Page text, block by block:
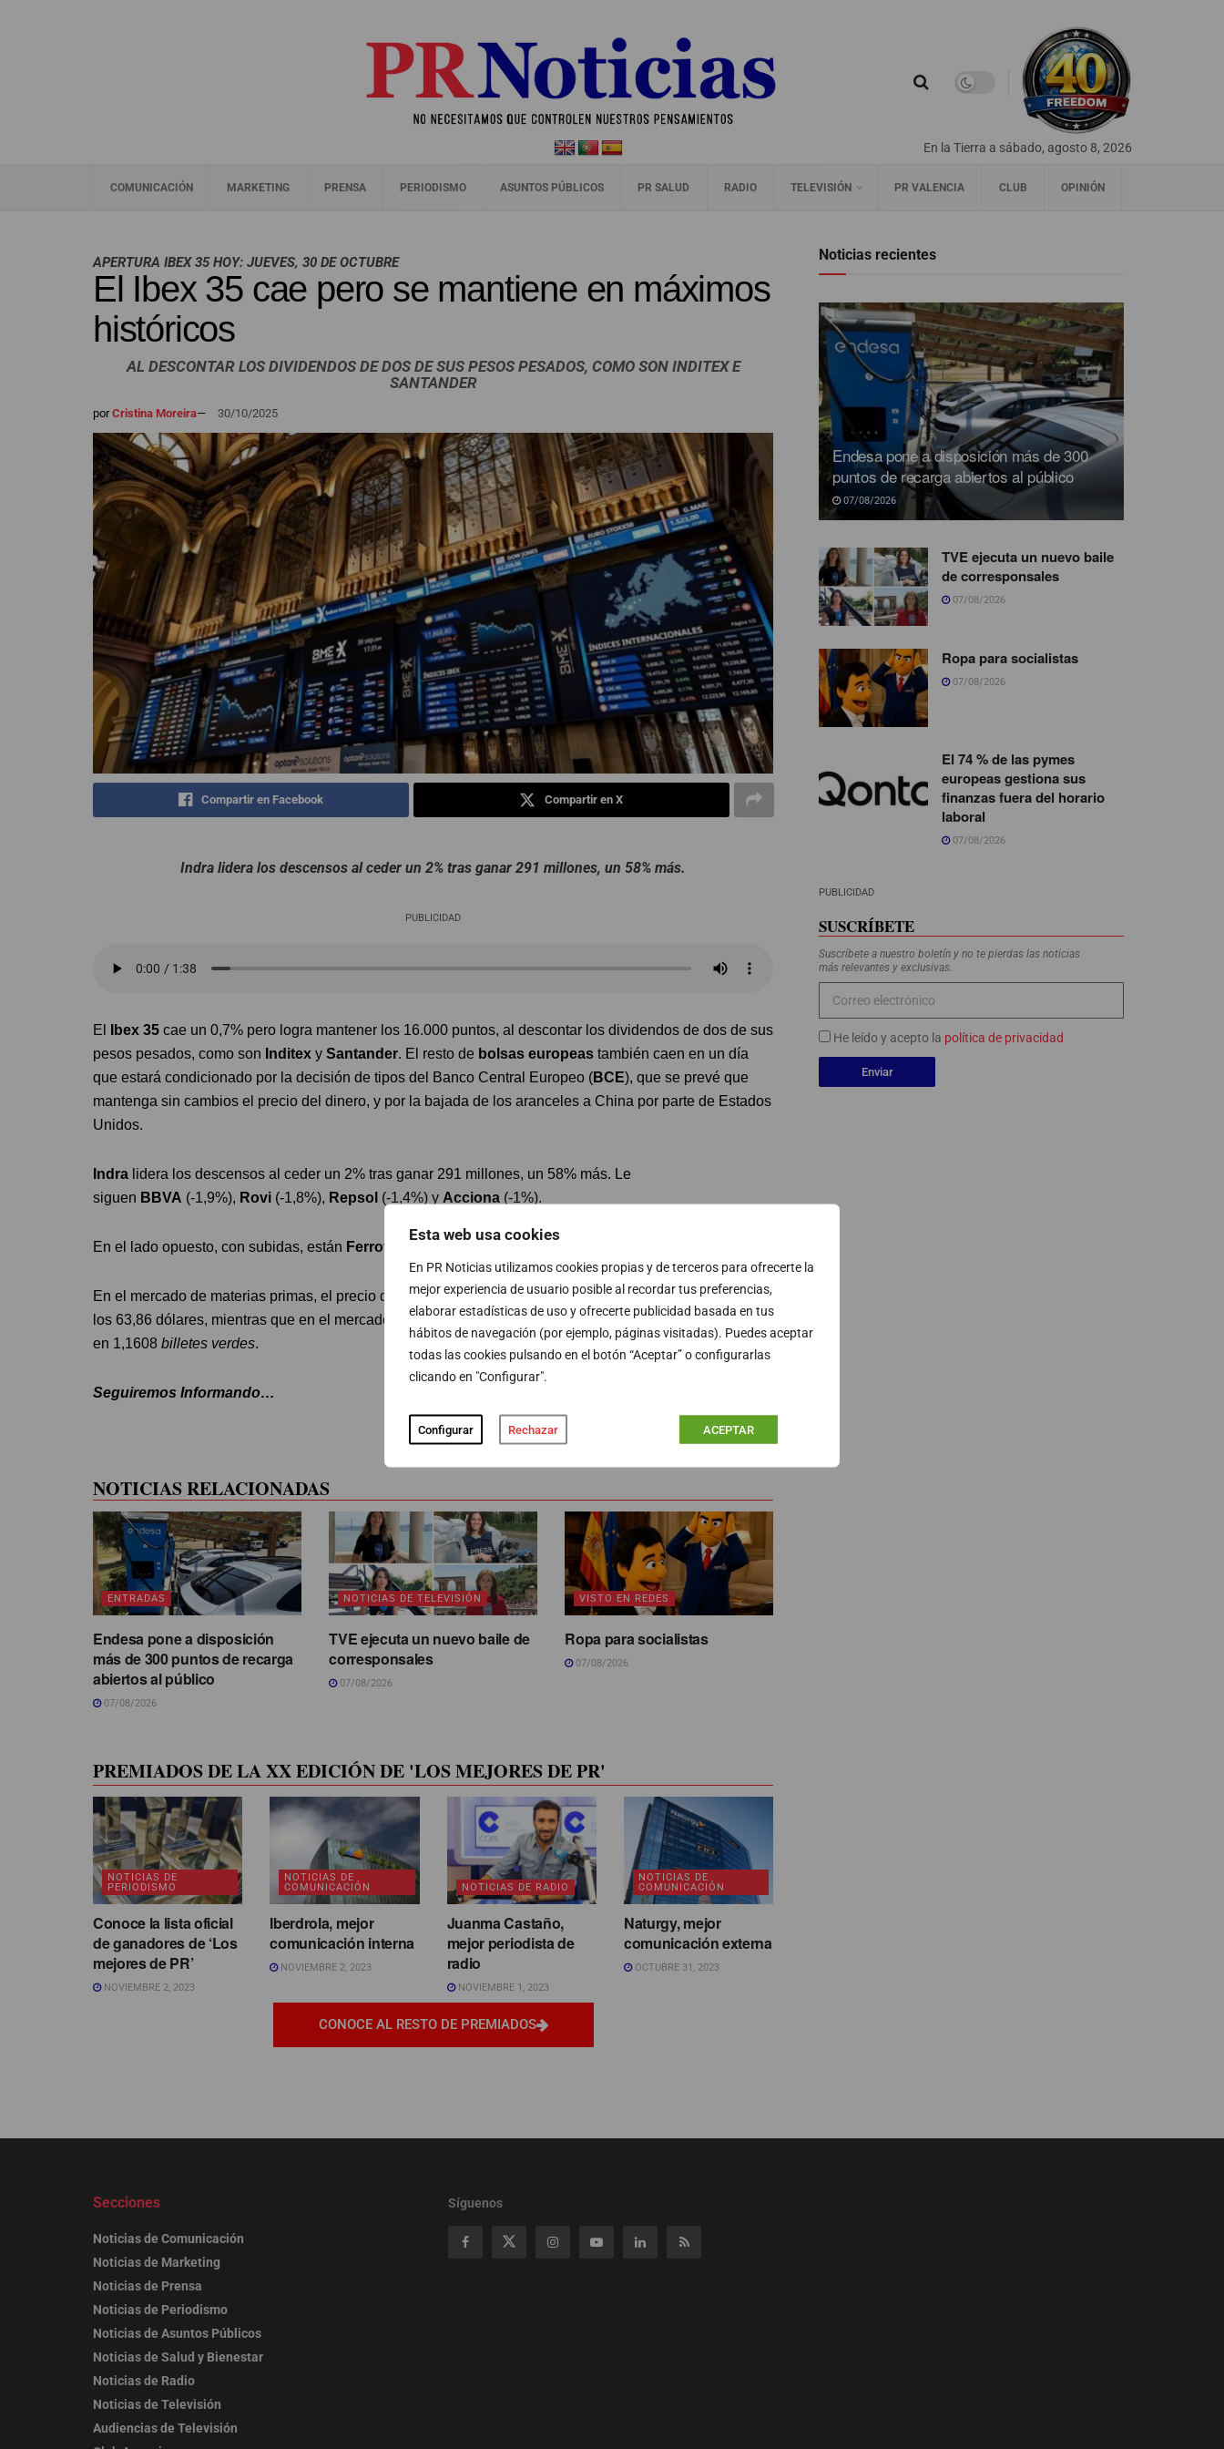
Esta web usa cookies
En PR Noticias utilizamos cookies propias y de terceros para ofrecerte la
mejor experiencia de usuario posible al recordar tus preferencias,
elaborar estadísticas de uso y ofrecerte publicidad basada en tus
hábitos de navegación (por ejemplo, páginas visitadas). Puedes aceptar
todas las cookies pulsando en el botón “Aceptar” o configurarlas
clicando en "Configurar".
Configurar Rechazar ACEPTAR
En la Tierra a sábado, agosto 8, 2026
COMUNICACIÓN MARKETING PRENSA PERIODISMO ASUNTOS PÚBLICOS PR SALUD RADIO TELEVISIÓN PR VALENCIA CLUB OPINIÓN
APERTURA IBEX 35 HOY: JUEVES, 30 DE OCTUBRE
El Ibex 35 cae pero se mantiene en máximos
históricos
AL DESCONTAR LOS DIVIDENDOS DE DOS DE SUS PESOS PESADOS, COMO SON INDITEX E
SANTANDER
porCristina Moreira— 30/10/2025
Compartir en Facebook Compartir en X
Indra lidera los descensos al ceder un 2% tras ganar 291 millones, un 58% más.
PUBLICIDAD
El Ibex 35 cae un 0,7% pero logra mantener los 16.000 puntos, al descontar los dividendos de dos de sus
pesos pesados, como son Inditex y Santander. El resto de bolsas europeas también caen en un día
que estará condicionado por la decisión de tipos del Banco Central Europeo (BCE), que se prevé que
mantenga sin cambios el precio del dinero, y por la bajada de los aranceles a China por parte de Estados
Unidos.
Indra lidera los descensos al ceder un 2% tras ganar 291 millones, un 58% más. Le
siguen BBVA (-1,9%), Rovi (-1,8%), Repsol (-1,4%) y Acciona (-1%).
En el lado opuesto, con subidas, están Ferrovial
En el mercado de materias primas, el precio del barril decrudo Brentdesciende un 0,72% y se sitúa en
los 63,86 dólares, mientras que en el mercado de divisas, la cotización del eurofrente al dólar se coloca
en 1,1608 billetes verdes.
Seguiremos Informando…
PUBLICIDAD
NOTICIAS RELACIONADAS
ENTRADAS
Endesa pone a disposición
más de 300 puntos de recarga
abiertos al público
07/08/2026
NOTICIAS DE TELEVISIÓN
TVE ejecuta un nuevo baile de
corresponsales
07/08/2026
VISTO EN REDES
Ropa para socialistas
07/08/2026
PREMIADOS DE LA XX EDICIÓN DE 'LOS MEJORES DE PR'
NOTICIAS DE
PERIODISMO
Conoce la lista oficial
de ganadores de ‘Los
mejores de PR’
NOVIEMBRE 2, 2023
NOTICIAS DE
COMUNICACIÓN
Iberdrola, mejor
comunicación interna
NOVIEMBRE 2, 2023
NOTICIAS DE RADIO
Juanma Castaño,
mejor periodista de
radio
NOVIEMBRE 1, 2023
NOTICIAS DE
COMUNICACIÓN
Naturgy, mejor
comunicación externa
OCTUBRE 31, 2023
CONOCE AL RESTO DE PREMIADOS
Noticias recientes
Endesa pone a disposición más de 300
puntos de recarga abiertos al público
07/08/2026
TVE ejecuta un nuevo baile
de corresponsales
07/08/2026
Ropa para socialistas
07/08/2026
El 74 % de las pymes
europeas gestiona sus
finanzas fuera del horario
laboral
07/08/2026
PUBLICIDAD
SUSCRÍBETE
Suscríbete a nuestro boletín y no te pierdas las noticias
más relevantes y exclusivas.
He leído y acepto la política de privacidad
Enviar
Secciones
Noticias de Comunicación
Noticias de Marketing
Noticias de Prensa
Noticias de Periodismo
Noticias de Asuntos Públicos
Noticias de Salud y Bienestar
Noticias de Radio
Noticias de Televisión
Audiencias de Televisión
Síguenos